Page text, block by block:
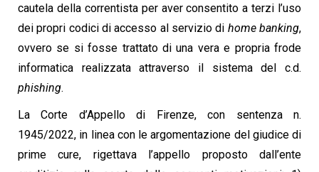
cautela della correntista per aver consentito a terzi l’uso
dei propri codici di accesso al servizio di home banking,
ovvero se si fosse trattato di una vera e propria frode
informatica realizzata attraverso il sistema del c.d.
phishing.
La Corte d’Appello di Firenze, con sentenza n.
1945/2022, in linea con le argomentazione del giudice di
prime cure, rigettava l’appello proposto dall’ente